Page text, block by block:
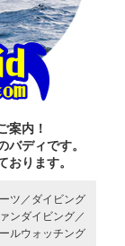
案内！
バディです。
おります。
ツ／ ダイビング
ンダイビング／
ルウォッチング